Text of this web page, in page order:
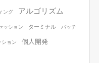
ング アルゴリズム
ッション ターミナル バッチ
ション 個人開発